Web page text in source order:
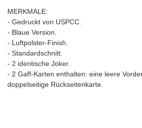
MERKMALE:
- Gedruckt von USPCC.
- Blaue Version.
- Luftpolster-Finish.
- Standardschnitt.
- 2 identische Joker.
- 2 Gaff-Karten enthalten: eine leere
doppelseitige Rückseitenkarte.